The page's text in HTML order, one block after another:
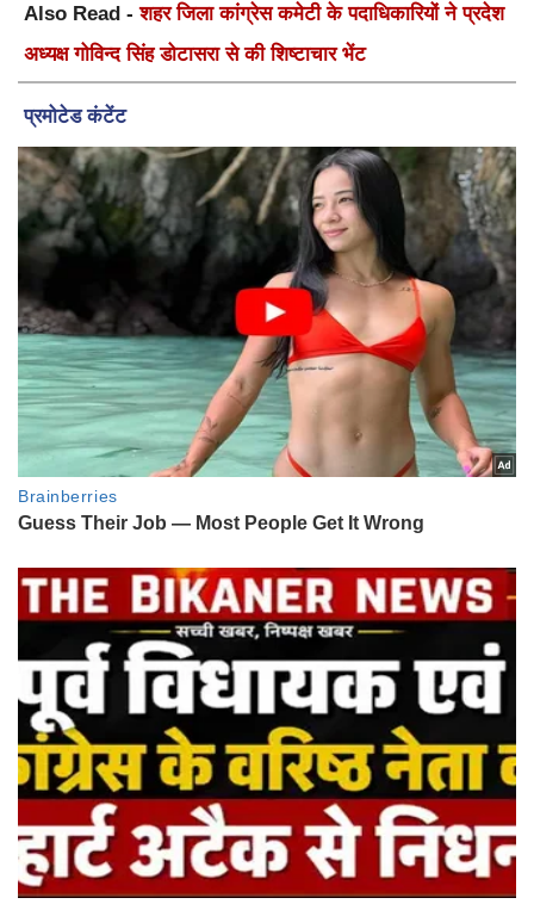
Also Read -शहर जिला कांग्रेस कमेटी के पदाधिकारियों ने प्रदेश
अध्यक्ष गोविन्द सिंह डोटासरा से की शिष्टाचार भेंट